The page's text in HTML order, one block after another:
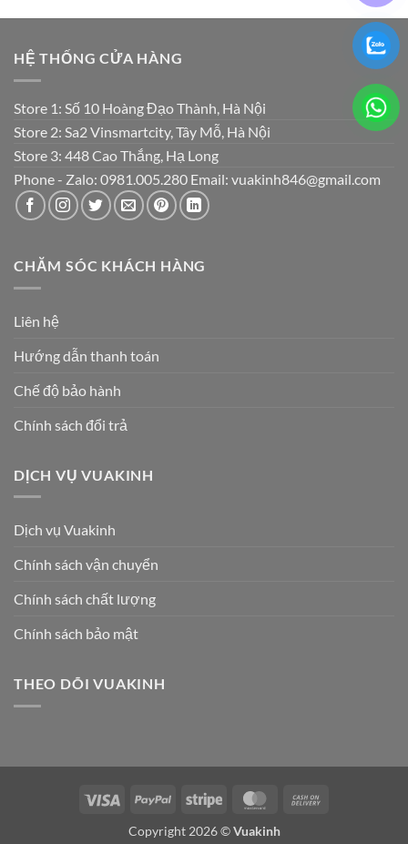
HỆ THỐNG CỬA HÀNG
Store 1: Số 10 Hoàng Đạo Thành, Hà Nội
Store 2: Sa2 Vinsmartcity, Tây Mỗ, Hà Nội
Store 3: 448 Cao Thắng, Hạ Long
Phone - Zalo: 0981.005.280 Email: vuakinh846@gmail.com
CHĂM SÓC KHÁCH HÀNG
Liên hệ
Hướng dẫn thanh toán
Chế độ bảo hành
Chính sách đổi trả
DỊCH VỤ VUAKINH
Dịch vụ Vuakinh
Chính sách vận chuyển
Chính sách chất lượng
Chính sách bảo mật
THEO DÕI VUAKINH
Visa PayPal Stripe MasterCard
Copyright 2026 ©Vuakinh